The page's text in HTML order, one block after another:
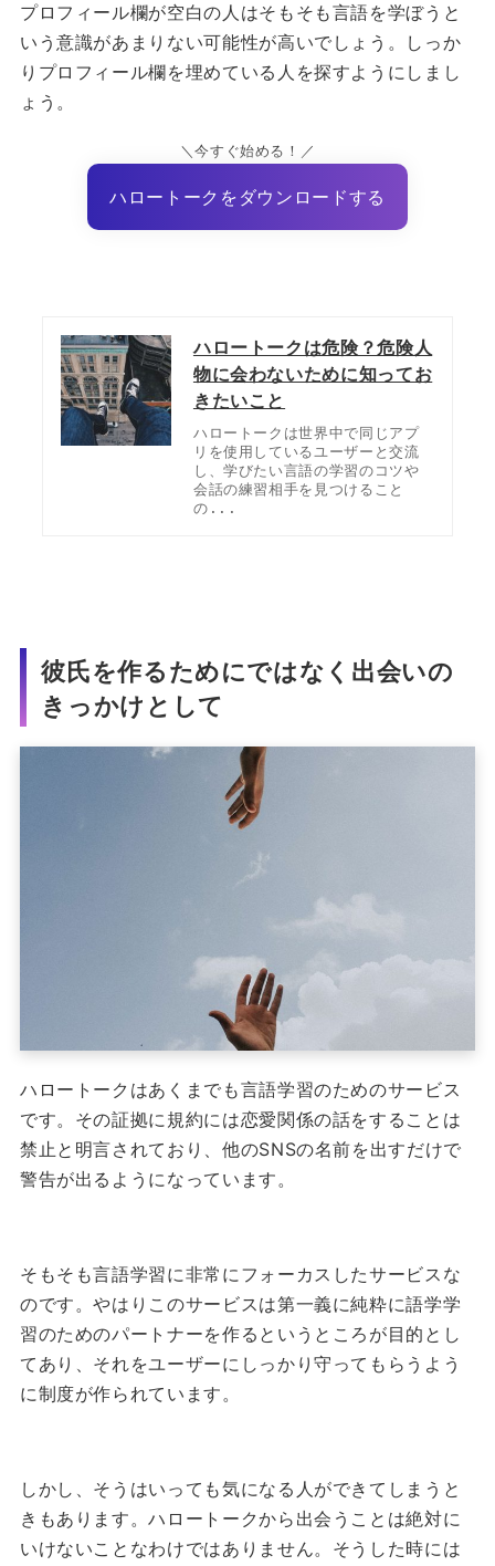
プロフィール欄が空白の人はそもそも言語を学ぼうと
いう意識があまりない可能性が高いでしょう。しっか
りプロフィール欄を埋めている人を探すようにしまし
ょう。
＼今すぐ始める！／
ハロートークをダウンロードする
ハロートークは危険？危険人
物に会わないために知ってお
きたいこと
ハロートークは世界中で同じアプ
リを使用しているユーザーと交流
し、学びたい言語の学習のコツや
会話の練習相手を見つけること
の...
彼氏を作るためにではなく出会いの
きっかけとして
ハロートークはあくまでも言語学習のためのサービス
です。その証拠に規約には恋愛関係の話をすることは
禁止と明言されており、他のSNSの名前を出すだけで
警告が出るようになっています。
そもそも言語学習に非常にフォーカスしたサービスな
のです。やはりこのサービスは第一義に純粋に語学学
習のためのパートナーを作るというところが目的とし
てあり、それをユーザーにしっかり守ってもらうよう
に制度が作られています。
しかし、そうはいっても気になる人ができてしまうと
きもあります。ハロートークから出会うことは絶対に
いけないことなわけではありません。そうした時には